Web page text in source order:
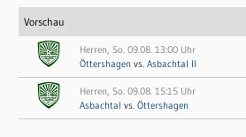
Vorschau
Herren, So. 09.08. 13:00 Uhr
Öttershagenvs.Asbachtal II
Herren, So. 09.08. 15:15 Uhr
Asbachtal vs.Öttershagen